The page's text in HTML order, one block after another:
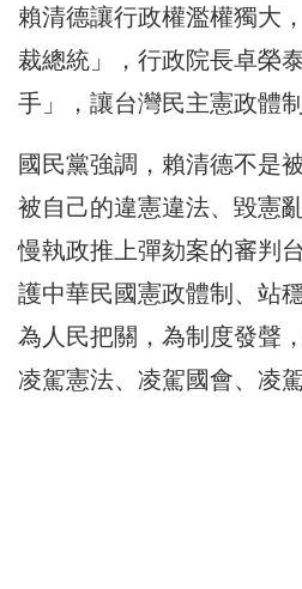
賴清德讓行政權濫權獨大
裁總統」，行政院長卓榮
手」，讓台灣民主憲政體
國民黨強調，賴清德不是
被自己的違憲違法、毀憲
慢執政推上彈劾案的審判
護中華民國憲政體制、站
為人民把關，為制度發聲
凌駕憲法、凌駕國會、凌駕